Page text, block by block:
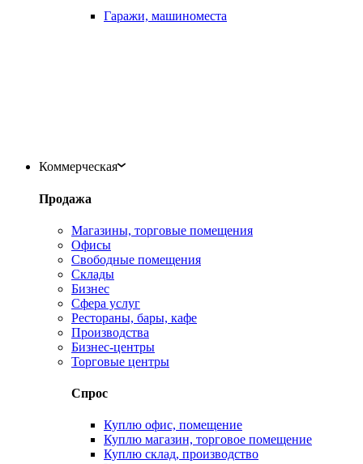
Гаражи, машиноместа
Коммерческая
Продажа
Магазины, торговые помещения
Офисы
Свободные помещения
Склады
Бизнес
Сфера услуг
Рестораны, бары, кафе
Производства
Бизнес-центры
Торговые центры
Спрос
Куплю офис, помещение
Куплю магазин, торговое помещение
Куплю склад, производство